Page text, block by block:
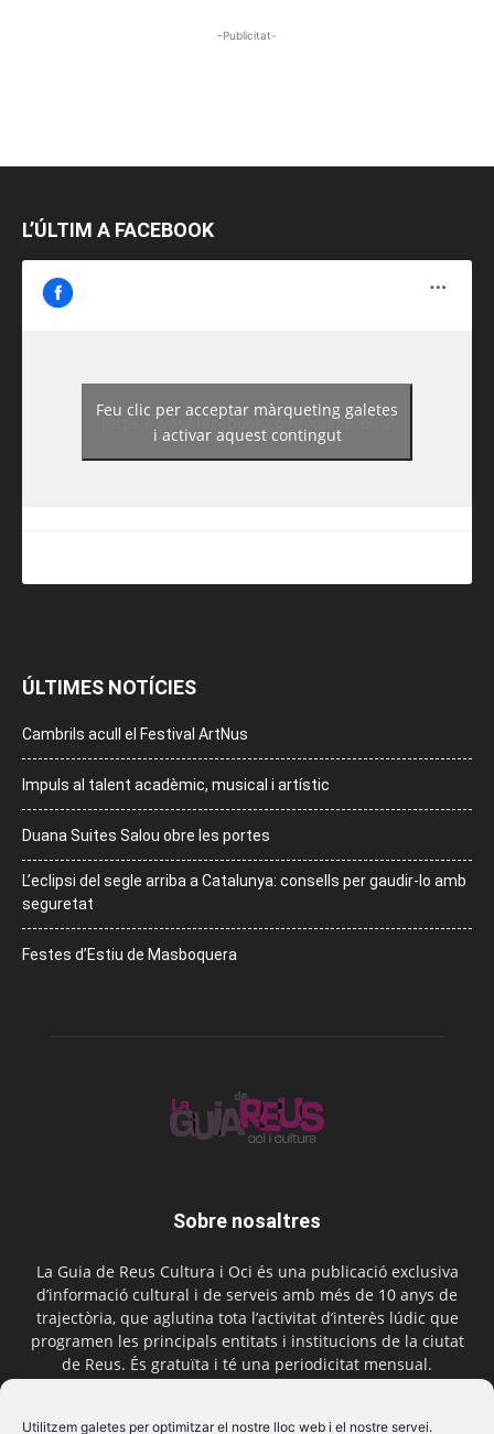
Utilitzem galetes per optimitzar el nostre lloc web i el nostre servei.
-Publicitat-
L’ÚLTIM A FACEBOOK
https://www.facebook.com/guiadereus/
Feu clic per acceptar màrqueting galetes
i activar aquest contingut
ÚLTIMES NOTÍCIES
Cambrils acull el Festival ArtNus
Impuls al talent acadèmic, musical i artístic
Duana Suites Salou obre les portes
L’eclipsi del segle arriba a Catalunya: consells per gaudir-lo amb
seguretat
Festes d’Estiu de Masboquera
Sobre nosaltres
La Guia de Reus Cultura i Oci és una publicació exclusiva
d’informació cultural i de serveis amb més de 10 anys de
trajectòria, que aglutina tota l’activitat d’interès lúdic que
programen les principals entitats i institucions de la ciutat
de Reus. És gratuïta i té una periodicitat mensual.